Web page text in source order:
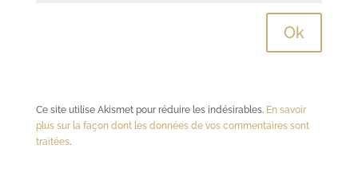
Ce site utilise Akismet pour réduire les indésirables. En savoir
plus sur la façon dont les données de vos commentaires sont
traitées.